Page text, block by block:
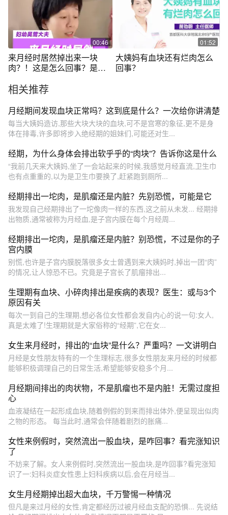
00:46
来月经时居然掉出来一块
肉？！这是怎么回事？是得
健康真相官 @红色边区行
01:52
大姨妈有血块还有烂肉怎么
回事？
相关推荐
月经期间发现血块正常吗？这到底是什么？一次给你讲清楚
每当大姨妈造访,那些大块大块的血块,可不是宫寒的象征,更不是身
体在排毒,许多即将步入绝经期的姐妹们,可能还对生...
经期，为什么身体会排出软乎乎的“肉块”？告诉你这是什么
“我前几天来大姨妈,坐了一会站起来的时候,我感觉月经直流,卫生巾
也有点重重的,以为是卫生巾要换了,赶紧跑到厕所...
经期排出一坨肉，是肌瘤还是内脏？先别恐慌，可能是它
我发现自己经期排出了一坨像肉一样的东西,这之前从未发... 经期排
出物质,通常被称为月经血,是子宫内膜在每个月经周...
经期排出一坨肉，是肌瘤还是内脏？别恐慌，不过是你的子
宫内膜
别慌,也许是子宫内膜脱落很多女士曾遇到来大姨妈时,掉出一团“肉”
的情况,让人惊恐不已。究竟是子宫长了肌瘤排出...
生理期有血块、小碎肉排出是疾病的表现？医生：或与3个
原因有关
每次一到自己的生理期,想必各位女性都会发自内心的说一句:女人,
真是太难了!生理期就是大家俗称的“经期”,它在女...
女生来月经时，排出的“血块”是什么？严重吗？一文讲明白
月经是女性朋友特有的一个生理标志,很多女性朋友来月经的时候都
能够积极调理自己的日常生活,希望能够安稳多个月...
月经期间排出的肉状物，不是肌瘤也不是内脏！无需过度担
心
血液凝结在一起形成血块,随着例假的到来而排出体外,便呈现出似肉
之物的形态。 每当此时,通常会伴随着剧烈的胀痛...
女性来例假时，突然流出一股血块，是咋回事？看完涨知识
了
不妨来了解。女人来例假时,突然流出一股血块,是咋回事?看完涨知
识了一:妇科炎症女性患上妇科疾病以后,会在月经当...
女生月经期掉出超大血块，千万警惕一种情况
但凡是来过月经的女性,肯定都经历过被月经血支配的恐惧... 先说结